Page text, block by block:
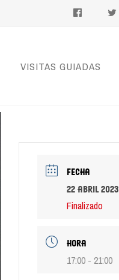
VISITAS GUIADAS
FECHA
22 abril 2023
Finalizado
HORA
17:00 - 21:00